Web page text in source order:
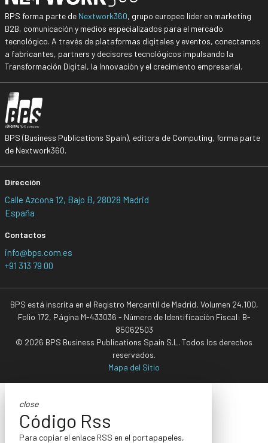
BPS forma parte de Nextwork360, grupo europeo líder en marketing
B2B, comunicación y medios especializados para el mercado
tecnológico. A través de plataformas digitales y eventos, conectamos
a fabricantes, partners y decisores tecnológicos impulsando la
Transformación Digital, la Innovación y el crecimiento empresarial.
BPS (Business Publications Spain), editora de Computing, forma parte
de Nextwork360.
Dirección
Calle Azcona 12, Bajo B, 28028 Madrid
España
Contactos
info@bps.com.es
+91 313 79 00
BPS está inscrita en el Registro Mercantil de Madrid, Volumen 24.100,
Folio 172, Página M-433036 - Número de Identificación Fiscal: B-
85062503
© 2026 BPS Business Publications Spain S.L. Todos los derechos
reservados.
Mapa del Sitio
close
Código Rss
Para copiar el enlace RSS en el portapapeles,